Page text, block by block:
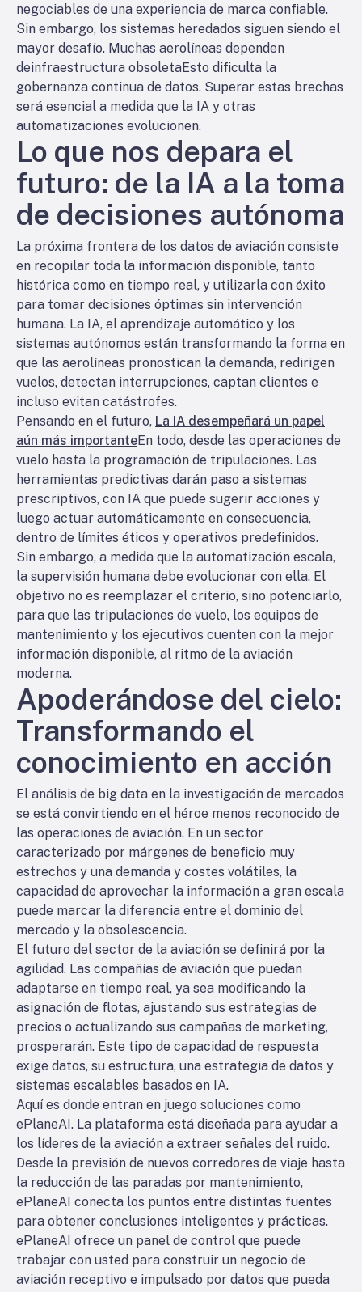
negociables de una experiencia de marca confiable.
Sin embargo, los sistemas heredados siguen siendo el
mayor desafío. Muchas aerolíneas dependen
deinfraestructura obsoletaEsto dificulta la
gobernanza continua de datos. Superar estas brechas
será esencial a medida que la IA y otras
automatizaciones evolucionen.
Lo que nos depara el
futuro: de la IA a la toma
de decisiones autónoma
La próxima frontera de los datos de aviación consiste
en recopilar toda la información disponible, tanto
histórica como en tiempo real, y utilizarla con éxito
para tomar decisiones óptimas sin intervención
humana. La IA, el aprendizaje automático y los
sistemas autónomos están transformando la forma en
que las aerolíneas pronostican la demanda, redirigen
vuelos, detectan interrupciones, captan clientes e
incluso evitan catástrofes.
Pensando en el futuro, La IA desempeñará un papel
aún más importanteEn todo, desde las operaciones de
vuelo hasta la programación de tripulaciones. Las
herramientas predictivas darán paso a sistemas
prescriptivos, con IA que puede sugerir acciones y
luego actuar automáticamente en consecuencia,
dentro de límites éticos y operativos predefinidos.
Sin embargo, a medida que la automatización escala,
la supervisión humana debe evolucionar con ella. El
objetivo no es reemplazar el criterio, sino potenciarlo,
para que las tripulaciones de vuelo, los equipos de
mantenimiento y los ejecutivos cuenten con la mejor
información disponible, al ritmo de la aviación
moderna.
Apoderándose del cielo:
Transformando el
conocimiento en acción
El análisis de big data en la investigación de mercados
se está convirtiendo en el héroe menos reconocido de
las operaciones de aviación. En un sector
caracterizado por márgenes de beneficio muy
estrechos y una demanda y costes volátiles, la
capacidad de aprovechar la información a gran escala
puede marcar la diferencia entre el dominio del
mercado y la obsolescencia.
El futuro del sector de la aviación se definirá por la
agilidad. Las compañías de aviación que puedan
adaptarse en tiempo real, ya sea modificando la
asignación de flotas, ajustando sus estrategias de
precios o actualizando sus campañas de marketing,
prosperarán. Este tipo de capacidad de respuesta
exige datos, su estructura, una estrategia de datos y
sistemas escalables basados en IA.
Aquí es donde entran en juego soluciones como
ePlaneAI. La plataforma está diseñada para ayudar a
los líderes de la aviación a extraer señales del ruido.
Desde la previsión de nuevos corredores de viaje hasta
la reducción de las paradas por mantenimiento,
ePlaneAI conecta los puntos entre distintas fuentes
para obtener conclusiones inteligentes y prácticas.
ePlaneAI ofrece un panel de control que puede
trabajar con usted para construir un negocio de
aviación receptivo e impulsado por datos que pueda